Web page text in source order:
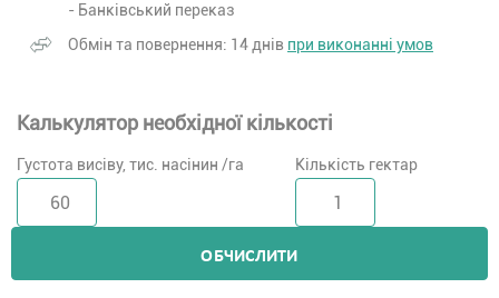
- Банківський переказ
Обмін та повернення: 14 днів при виконанні умов
Калькулятор необхідної кількості
Густота висіву, тис. насінин /га Кількість гектар
ОБЧИСЛИТИ